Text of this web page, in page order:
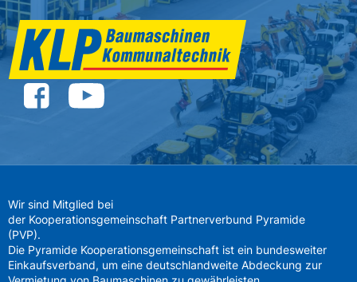
Wir sind Mitglied bei
der Kooperationsgemeinschaft Partnerverbund Pyramide
(PVP).
Die Pyramide Kooperationsgemeinschaft ist ein bundesweiter
Einkaufsverband, um eine deutschlandweite Abdeckung zur